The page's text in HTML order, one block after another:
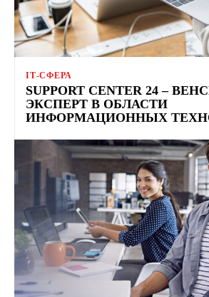
ІТ-СФЕРА
SUPPORT CENTER 24 –
ЭКСПЕРТ В ОБЛАСТИ
ИНФОРМАЦИОННЫХ